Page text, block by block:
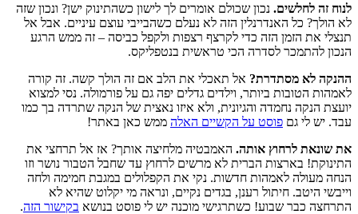
לנוח זה לחלשים. נכון שכולם אומרים לך לישון כשהתינוק ישן? ונכון שזה
לא הולך? כל האנדרנלין הזה לא נעלם כשהבייבי עוצם עיניים. אבל אל
תנצלי את הזמן הזה כדי לקרצף רצפות ולקפל כביסה – זה ממש הרגע
הנכון להתמכר לסדרה הכי טראשית בנטפליקס.
ההנקה לא מסתדרת? אל תאכלי את הלב אם זה הולך קשה. זה קורה
לאמהות הטובות ביותר, וילדים גדלים יפה גם על פורמולה. נסי למצוא
יועצת הנקה נחמדה והגיונית, ולא איזו נאצית של הנקה שתרדה בך כמו
עבד. יש לי גם פוסט על הקשיים האלה ממש כאן באתר!
את שונאת לרחוץ אותה. האמבטיה מלחיצה אותך? אז אל תרחצי את
התינוקת! בארצות הברית לא מרשים לרחוץ עד שחבל הטבור נושר וזו
הנחה מעולה לאמהות חדשות. נקי את הקפלולים במגבת חמימה ולחה
וייבשי היטב. חיתול רענן, בגדים נקיים, ונראה מי יקלוט שהיא לא
התרחצה כבר שבוע! כשתרגישי מוכנה יש לי פוסט בנושא בקישור הזה.